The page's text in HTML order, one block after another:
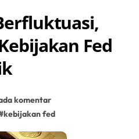
Fed
komentar
kebijakan fed